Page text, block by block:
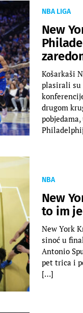
NBA LIGA
New
Košarkaši
plasirali su
drugom
NBA
New
to im
New York
sinoć u
Antonio
pet trica i
[…]